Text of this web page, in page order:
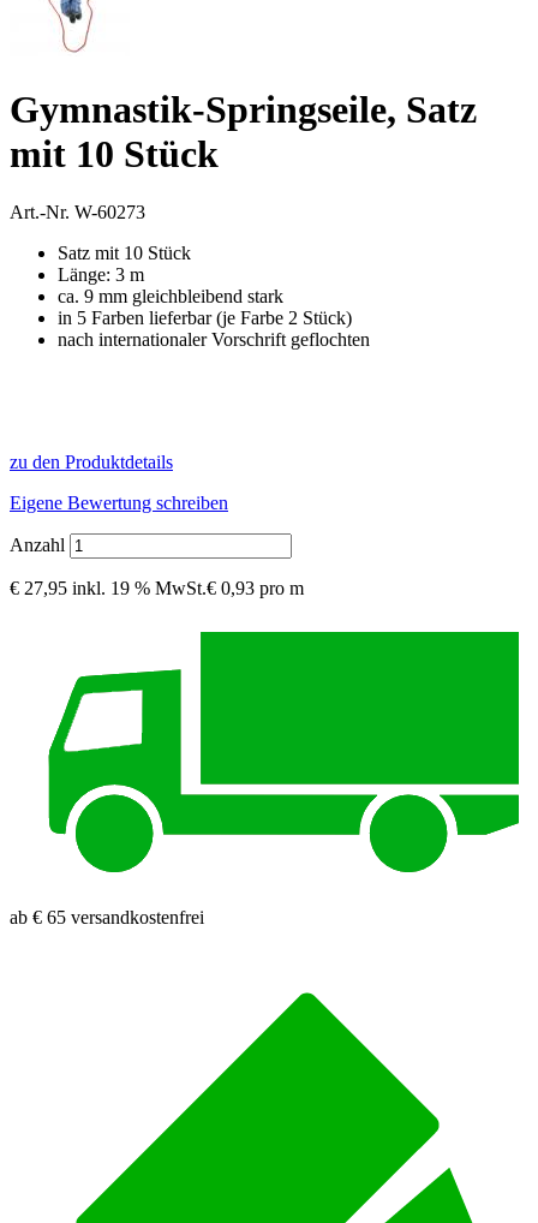
Gymnastik-Springseile, Satz
mit 10 Stück
Art.-Nr. W-60273
Satz mit 10 Stück
Länge: 3 m
ca. 9 mm gleichbleibend stark
in 5 Farben lieferbar (je Farbe 2 Stück)
nach internationaler Vorschrift geflochten
zu den Produktdetails
Eigene Bewertung schreiben
Anzahl
€ 27,95 inkl. 19 % MwSt.€ 0,93 pro m
ab € 65 versandkostenfrei